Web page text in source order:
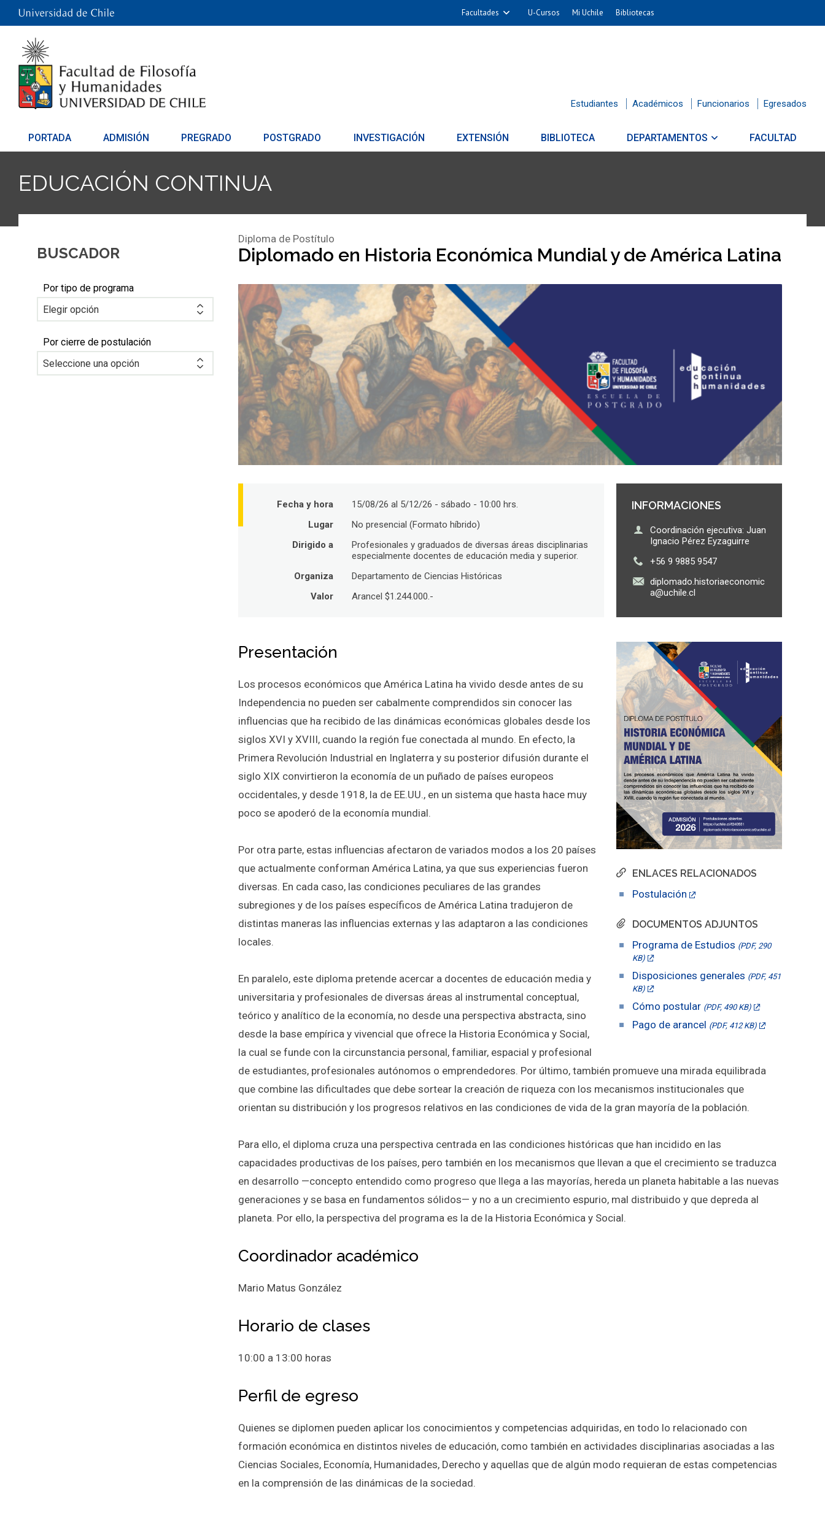
Facultades U-Cursos Mi Uchile Bibliotecas
Estudiantes Académicos Funcionarios Egresados
PORTADA ADMISIÓN PREGRADO POSTGRADO INVESTIGACIÓN EXTENSIÓN BIBLIOTECA DEPARTAMENTOS FACULTAD
EDUCACIÓN CONTINUA
BUSCADOR
Por tipo de programa
Por cierre de postulación
Diploma de Postítulo
Diplomado en Historia Económica Mundial y de América Latina
INFORMACIONES
Coordinación ejecutiva: Juan
Ignacio Pérez Eyzaguirre
+56 9 9885 9547
diplomado.historiaeconomic
a@uchile.cl
Fecha y hora
15/08/26 al 5/12/26 - sábado - 10:00 hrs.
Lugar
No presencial (Formato híbrido)
Dirigido a
Profesionales y graduados de diversas áreas disciplinarias
especialmente docentes de educación media y superior.
Organiza
Departamento de Ciencias Históricas
Valor
Arancel $1.244.000.-
ENLACES RELACIONADOS
Postulación
DOCUMENTOS ADJUNTOS
Programa de Estudios (PDF, 290
KB)
Disposiciones generales (PDF, 451
KB)
Cómo postular (PDF, 490 KB)
Pago de arancel (PDF, 412 KB)
Presentación
Los procesos económicos que América Latina ha vivido desde antes de su
Independencia no pueden ser cabalmente comprendidos sin conocer las
influencias que ha recibido de las dinámicas económicas globales desde los
siglos XVI y XVIII, cuando la región fue conectada al mundo. En efecto, la
Primera Revolución Industrial en Inglaterra y su posterior difusión durante el
siglo XIX convirtieron la economía de un puñado de países europeos
occidentales, y desde 1918, la de EE.UU., en un sistema que hasta hace muy
poco se apoderó de la economía mundial.
Por otra parte, estas influencias afectaron de variados modos a los 20 países
que actualmente conforman América Latina, ya que sus experiencias fueron
diversas. En cada caso, las condiciones peculiares de las grandes
subregiones y de los países específicos de América Latina tradujeron de
distintas maneras las influencias externas y las adaptaron a las condiciones
locales.
En paralelo, este diploma pretende acercar a docentes de educación media y
universitaria y profesionales de diversas áreas al instrumental conceptual,
teórico y analítico de la economía, no desde una perspectiva abstracta, sino
desde la base empírica y vivencial que ofrece la Historia Económica y Social,
la cual se funde con la circunstancia personal, familiar, espacial y profesional
de estudiantes, profesionales autónomos o emprendedores. Por último, también promueve una mirada equilibrada
que combine las dificultades que debe sortear la creación de riqueza con los mecanismos institucionales que
orientan su distribución y los progresos relativos en las condiciones de vida de la gran mayoría de la población.
Para ello, el diploma cruza una perspectiva centrada en las condiciones históricas que han incidido en las
capacidades productivas de los países, pero también en los mecanismos que llevan a que el crecimiento se traduzca
en desarrollo —concepto entendido como progreso que llega a las mayorías, hereda un planeta habitable a las nuevas
generaciones y se basa en fundamentos sólidos— y no a un crecimiento espurio, mal distribuido y que depreda al
planeta. Por ello, la perspectiva del programa es la de la Historia Económica y Social.
Coordinador académico
Mario Matus González
Horario de clases
10:00 a 13:00 horas
Perfil de egreso
Quienes se diplomen pueden aplicar los conocimientos y competencias adquiridas, en todo lo relacionado con
formación económica en distintos niveles de educación, como también en actividades disciplinarias asociadas a las
Ciencias Sociales, Economía, Humanidades, Derecho y aquellas que de algún modo requieran de estas competencias
en la comprensión de las dinámicas de la sociedad.